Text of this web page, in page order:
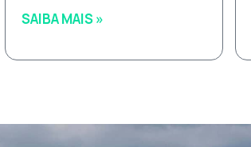
SAIBA MAIS »